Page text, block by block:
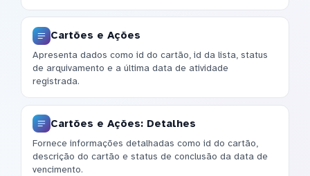
Cartões e Ações
Apresenta dados como id do cartão, id da lista, status
de arquivamento e a última data de atividade
registrada.
Cartões e Ações: Detalhes
Fornece informações detalhadas como id do cartão,
descrição do cartão e status de conclusão da data de
vencimento.